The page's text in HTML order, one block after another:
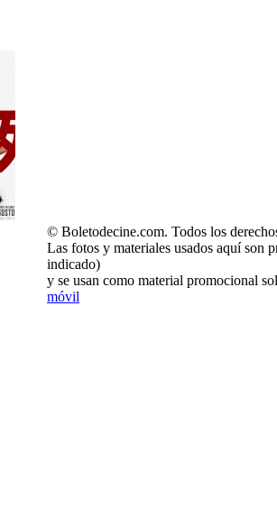
© Boletodecine.com. Todos los
Las fotos y materiales usados aquí son
indicado)
y se usan como material promocional
móvil